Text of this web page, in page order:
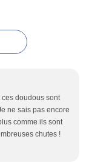
doudous sont
ne sais pas encore
comme ils sont
chutes !